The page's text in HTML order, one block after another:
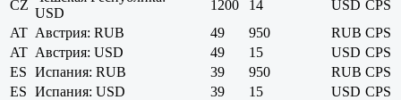
CZ
USD
1200 14 USD CPS
AT Австрия: RUB 49 950 RUB CPS
AT Австрия: USD 49 15 USD CPS
ES Испания: RUB 39 950 RUB CPS
ES Испания: USD 39 15 USD CPS